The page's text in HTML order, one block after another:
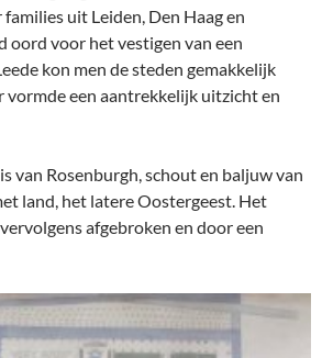
uit Leiden, Den Haag en
oord voor het vestigen van een
kon men de steden gemakkelijk
vormde een aantrekkelijk uitzicht en
van Rosenburgh, schout en baljuw van
land, het latere Oostergeest. Het
afgebroken en door een